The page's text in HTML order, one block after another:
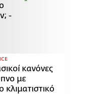
-
κανόνες
με
κλιματιστικό